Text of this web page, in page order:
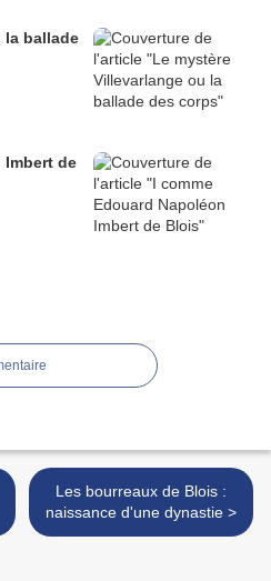
la ballade
Imbert de
Les bourreaux de Blois :
naissance d'une dynastie >